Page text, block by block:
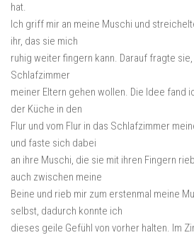
hat.
Ich griff mir an meine Muschi und
ihr, das sie mich
ruhig weiter fingern kann. Darauf fragte
Schlafzimmer
meiner Eltern gehen wollen. Die Idee fand
der Küche in den
Flur und vom Flur in das Schlafzimmer
und faste sich dabei
an ihre Muschi, die sie mit ihren Fingern
auch zwischen meine
Beine und rieb mir zum erstenmal meine
selbst, dadurch konnte ich
dieses geile Gefühl von vorher halten. Im